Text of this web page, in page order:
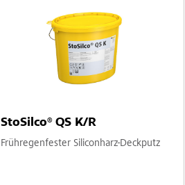
StoSilco® QS K/R
Frühregenfester Siliconharz-Deckputz